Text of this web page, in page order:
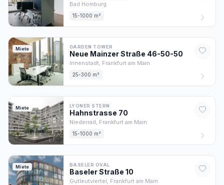
Bad Homburg
15-1000 m²
Miete GARDEN TOWER
Neue Mainzer Straße 46-50-50
Innenstadt, Frankfurt am Main
25-300 m²
Miete LYONER STERN
Hahnstrasse 70
Niederrad, Frankfurt am Main
15-1000 m²
Miete BASELER OVAL
Baseler Straße 10
Gutleutviertel, Frankfurt am Main